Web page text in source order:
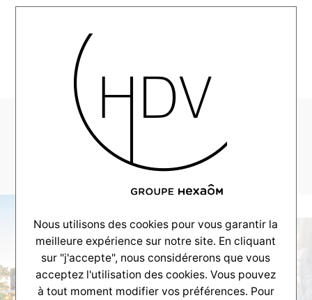
Alpha-realisation-
StAubin-10-2018-15
Nous utilisons des cookies pour vous garantir la
meilleure expérience sur notre site. En cliquant
sur "j'accepte", nous considérerons que vous
acceptez l'utilisation des cookies. Vous pouvez
à tout moment modifier vos préférences. Pour